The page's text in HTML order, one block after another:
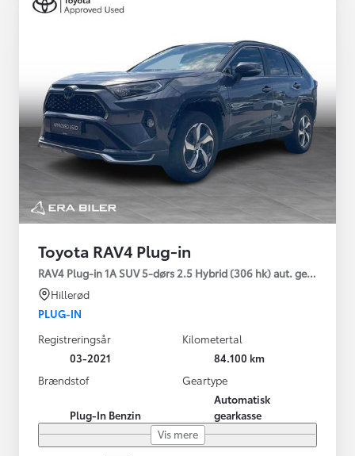
Toyota RAV4 Plug-in
RAV4 Plug-in 1A SUV 5-dørs 2.5 Hybrid (306 hk) aut. gear
Hillerød
PLUG-IN
Registreringsår
03-2021
Kilometertal
84.100 km
Brændstof
Plug-In Benzin
Geartype
Automatisk
gearkasse
Vis mere